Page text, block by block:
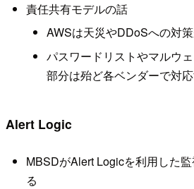
責任共有モデルの話
AWSは天災やDDoSへの対
パスワードリストやマルウ
部分は殆ど各ベンダーで対
Alert Logic
MBSDがAlert Logicを利用した
る